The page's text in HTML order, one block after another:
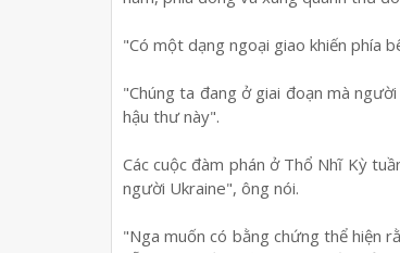
"Có một dạng ngoại giao khiến phía
"Chúng ta đang ở giai đoạn mà
hậu thư này".
Các cuộc đàm phán ở Thổ Nhĩ Kỳ
người Ukraine", ông nói.
"Nga muốn có bằng chứng thể hiện